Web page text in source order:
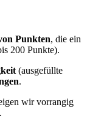
Punkten, die ein
200 Punkte).
(ausgefüllte
.
wir vorrangig